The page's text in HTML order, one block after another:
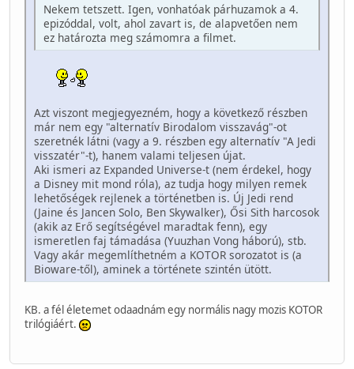
Nekem tetszett. Igen, vonhatóak párhuzamok a 4.
epizóddal, volt, ahol zavart is, de alapvetően nem
ez határozta meg számomra a filmet.
Azt viszont megjegyezném, hogy a következő részben
már nem egy "alternatív Birodalom visszavág"-ot
szeretnék látni (vagy a 9. részben egy alternatív "A Jedi
visszatér"-t), hanem valami teljesen újat.
Aki ismeri az Expanded Universe-t (nem érdekel, hogy
a Disney mit mond róla), az tudja hogy milyen remek
lehetőségek rejlenek a történetben is. Új Jedi rend
(Jaine és Jancen Solo, Ben Skywalker), Ősi Sith harcosok
(akik az Erő segítségével maradtak fenn), egy
ismeretlen faj támadása (Yuuzhan Vong háború), stb.
Vagy akár megemlíthetném a KOTOR sorozatot is (a
Bioware-től), aminek a története szintén ütött.
KB. a fél életemet odaadnám egy normális nagy mozis KOTOR
trilógiáért.